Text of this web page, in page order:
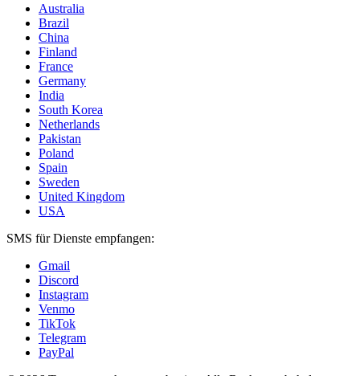
Australia
Brazil
China
Finland
France
Germany
India
South Korea
Netherlands
Pakistan
Poland
Spain
Sweden
United Kingdom
USA
SMS für Dienste empfangen:
Gmail
Discord
Instagram
Venmo
TikTok
Telegram
PayPal